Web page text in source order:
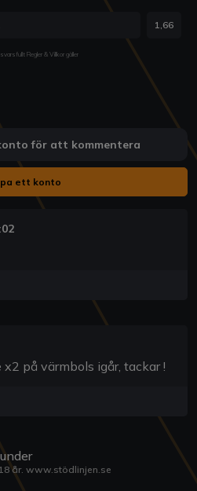
1,66
Regler & Villkor gäller
för att kommentera
ett konto
på värmbols igår, tackar !
år. www.stödlinjen.se